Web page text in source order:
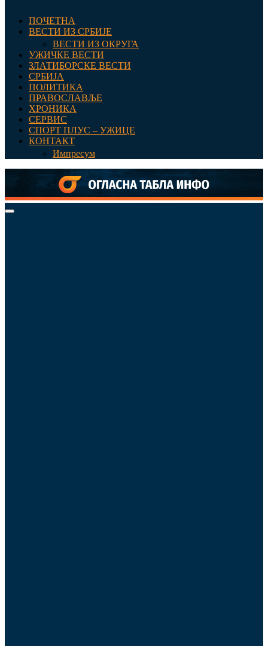
ПОЧЕТНА
ВЕСТИ ИЗ СРБИЈЕ
ВЕСТИ ИЗ ОКРУГА
УЖИЧКЕ ВЕСТИ
ЗЛАТИБОРСКЕ ВЕСТИ
СРБИЈА
ПОЛИТИКА
ПРАВОСЛАВЉЕ
ХРОНИКА
СЕРВИС
СПОРТ ПЛУС – УЖИЦЕ
КОНТАКТ
Импресум
Primary